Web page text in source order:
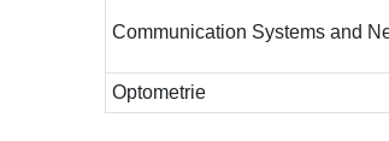
Communication Systems and
Optometrie